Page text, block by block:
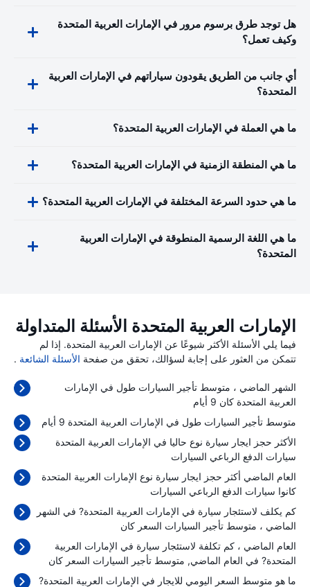
هل توجد طرق برسوم مرور في الإمارات العربية المتحدة
وكيف تعمل؟
أي جانب من الطريق يقودون سياراتهم في الإمارات العربية
المتحدة؟
ما هي العملة في الإمارات العربية المتحدة؟
ما هي المنطقة الزمنية في الإمارات العربية المتحدة؟
ما هي حدود السرعة المختلفة في الإمارات العربية المتحدة؟
ما هي اللغة الرسمية المنطوقة في الإمارات العربية
المتحدة؟
الإمارات العربية المتحدة الأسئلة المتداولة
فيما يلي الأسئلة الأكثر شيوعًا عن الإمارات العربية المتحدة. إذا لم
تتمكن من العثور على إجابة لسؤالك، تحقق من صفحة الأسئلة الشائعة .
الشهر الماضي ، متوسط تأجير السيارات طول في الإمارات
العربية المتحدة كان 9 أيام
متوسط تأجير السيارات طول في الإمارات العربية المتحدة 9 أيام
الأكثر حجز ايجار سيارة نوع حاليا في الإمارات العربية المتحدة
سيارات الدفع الرباعي السيارات
العام الماضي أكثر حجز ايجار سيارة نوع الإمارات العربية المتحدة
كانوا سيارات الدفع الرباعي السيارات
كم يكلف لاستئجار سيارة في الإمارات العربية المتحدة? في الشهر
الماضي ، متوسط تأجير السيارات السعر كان
العام الماضي ، كم تكلفة لاستئجار سيارة في الإمارات العربية
المتحدة? في العام الماضي, متوسط تأجير السيارات السعر كان
ما هو متوسط السعر اليومي للايجار في الإمارات العربية المتحدة?